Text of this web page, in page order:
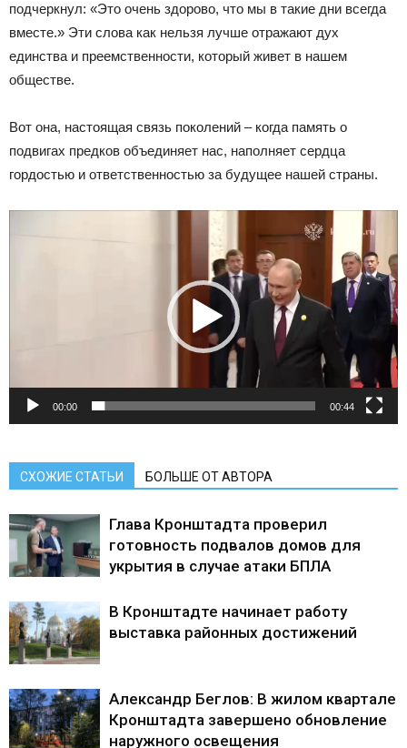
подчеркнул: «Это очень здорово, что мы в такие дни всегда
вместе.» Эти слова как нельзя лучше отражают дух
единства и преемственности, который живет в нашем
обществе.
Вот она, настоящая связь поколений – когда память о
подвигах предков объединяет нас, наполняет сердца
гордостью и ответственностью за будущее нашей страны.
00:00 00:44
СХОЖИЕ СТАТЬИ БОЛЬШЕ ОТ АВТОРА
Глава Кронштадта проверил
готовность подвалов домов для
укрытия в случае атаки БПЛА
В Кронштадте начинает работу
выставка районных достижений
Александр Беглов: В жилом квартале
Кронштадта завершено обновление
наружного освещения